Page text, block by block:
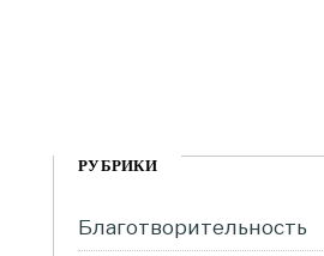
РУБРИКИ
Благотворительность